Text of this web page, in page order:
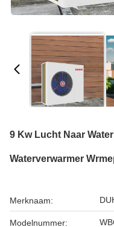
9 Kw Lucht Naar
Waterverwarmer
Merknaam:
Modelnummer: